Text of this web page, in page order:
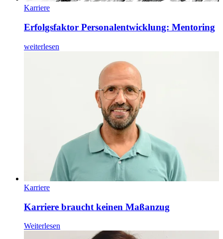
Karriere
Erfolgsfaktor Personalentwicklung: Mentoring
weiterlesen
Karriere
Karriere braucht keinen Maßanzug
Weiterlesen